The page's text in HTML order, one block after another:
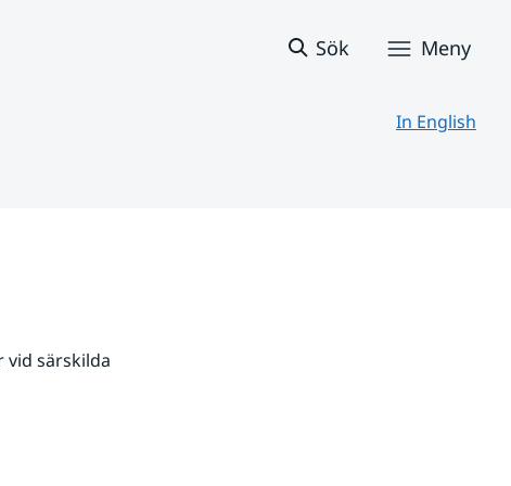
Sök Meny
In English
vid särskilda